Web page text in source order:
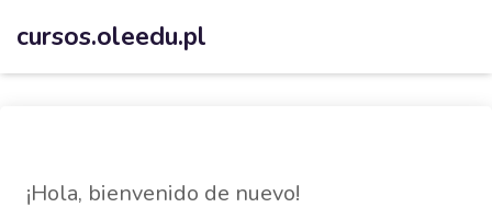
cursos.oleedu.pl
¡Hola, bienvenido de nuevo!